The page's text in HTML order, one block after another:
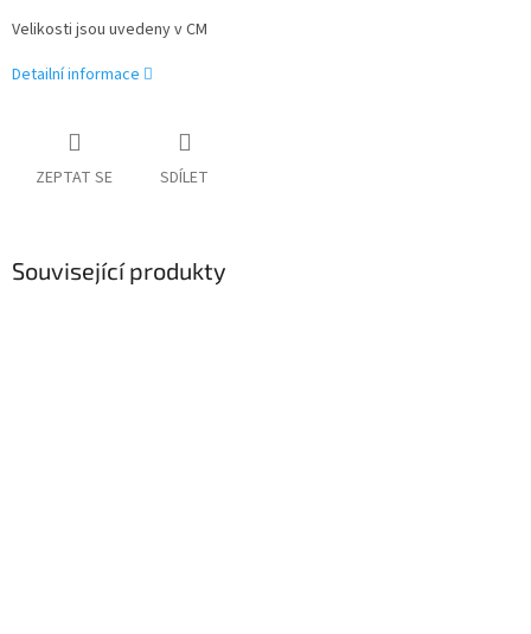
Velikosti jsou uvedeny v CM
Detailní informace
ZEPTAT SE SDÍLET
Související produkty